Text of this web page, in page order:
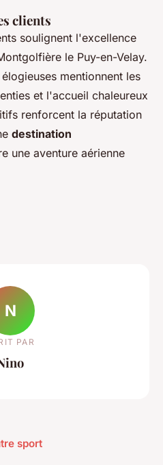
clients
soulignent l'excellence
le Puy-en-Velay.
mentionnent les
et l'accueil chaleureux
renforcent la réputation
destination
une aventure aérienne
N
PAR
sport